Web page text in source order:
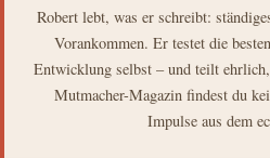
Robert lebt, was er schreibt:
Vorankommen. Er testet die
Entwicklung selbst – und teilt
Mutmacher-Magazin findest du
Impulse aus dem